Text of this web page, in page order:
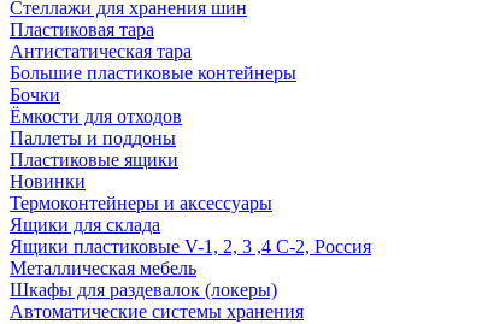
Стеллажи для хранения шин
Пластиковая тара
Антистатическая тара
Большие пластиковые контейнеры
Бочки
Ёмкости для отходов
Паллеты и поддоны
Пластиковые ящики
Новинки
Термоконтейнеры и аксессуары
Ящики для склада
Ящики пластиковые V-1, 2, 3 ,4 С-2, Россия
Металлическая мебель
Шкафы для раздевалок (локеры)
Автоматические системы хранения